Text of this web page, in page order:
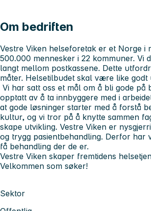
Om bedriften
Vestre Viken helseforetak er et Norge i
500.000 mennesker i 22 kommuner. Vi
langt mellom postkassene. Dette
måter. Helsetilbudet skal være like
Vi har satt oss et mål om å bli gode
opptatt av å ta innbyggere med i
at gode løsninger starter med å forstå
kultur, og vi tror på å knytte sammen
skape utvikling. Vestre Viken er
og trygg pasientbehandling. Derfor har
få behandling der de er.
Vestre Viken skaper fremtidens
Velkommen som søker!
Sektor